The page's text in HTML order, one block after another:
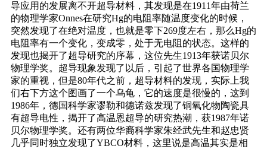
导应用的发展离不开超导材料，其发现是在1911年由荷兰
的物理学家Onnes在研究Hg的电阻率随温度变化的时候，
突然发现了在绝对温度，也就是零下269度左右，那么Hg的
电阻率有一个变化，变成零，处于无电阻的状态。这样的
发现也揭开了超导研究的序幕，这位先生1913年获诺贝尔
物理学奖。超导现象发现了以后，引起了世界各国物理学
家的重视，但是80年代之前，超导材料的发现，实际上我
们右下方这个图画了一个乌龟，它的速度是很慢的，这到
1986年，德国科学家谬勒和德诺兹发现了铜氧化物陶瓷具
有超导电性，揭开了高温恩超导的研究热潮，获1987年诺
贝尔物理学奖。还有两位华裔科学家朱经武先生和赵忠贤
几乎同时独立发现了YBCO材料，这里说是高温其实是相